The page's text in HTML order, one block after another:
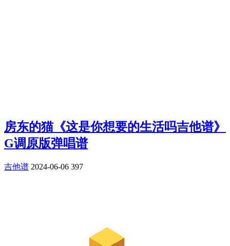
房东的猫《这是你想要的生活吗吉他谱》
G调原版弹唱谱
吉他谱 2024-06-06 397